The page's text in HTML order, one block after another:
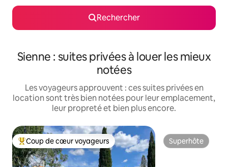
Rechercher
Sienne : suites privées à louer les mieux
notées
Les voyageurs approuvent : ces suites privées en
location sont très bien notées pour leur emplacement,
leur propreté et bien plus encore.
Coups de cœur voyageurs les plus appréciés
Coup de cœur voyageurs Superhôte
Superhôte